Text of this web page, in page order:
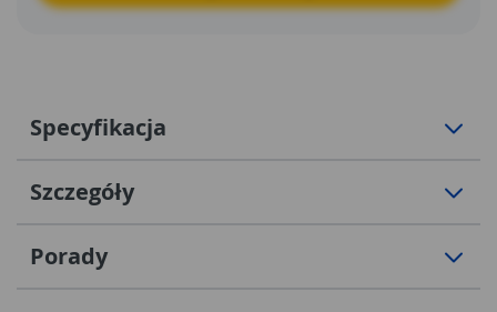
Specyfikacja
Szczegóły
Porady